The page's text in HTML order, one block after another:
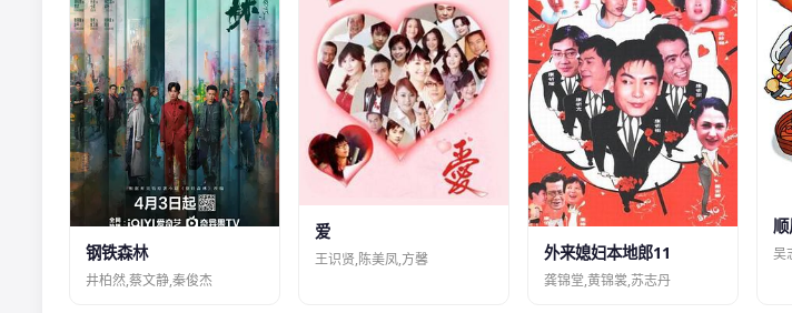
钢铁森林
井柏然,蔡文静,秦俊杰
爱
王识贤,陈美凤,方馨 外来媳妇本地郎11
龚锦堂,黄锦裳,苏志丹
吴